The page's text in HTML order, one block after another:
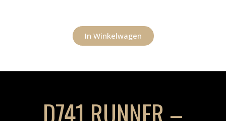
In Winkelwagen
D741 RUNNER –